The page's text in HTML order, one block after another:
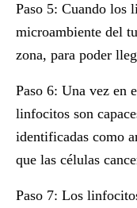
Paso 5: Cuando los
microambiente del
zona, para poder
Paso 6: Una vez en
linfocitos son
identificadas como
que las células
Paso 7: Los